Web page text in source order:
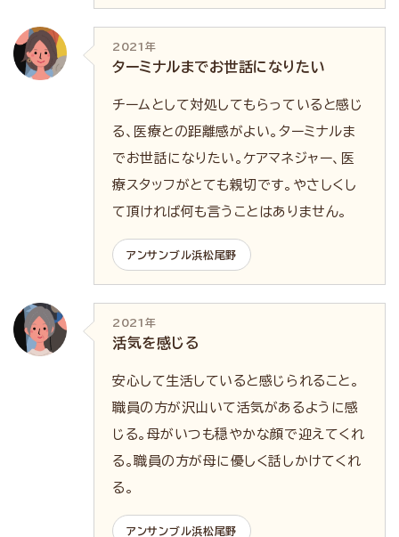
2021年
ターミナルまでお世話になりたい
チームとして対処してもらっていると感じ
る、医療との距離感がよい。ターミナルま
でお世話になりたい。ケアマネジャー、医
療スタッフがとても親切です。やさしくし
て頂ければ何も言うことはありません。
アンサンブル浜松尾野
2021年
活気を感じる
安心して生活していると感じられること。
職員の方が沢山いて活気があるように感
じる。母がいつも穏やかな顔で迎えてくれ
る。職員の方が母に優しく話しかけてくれ
る。
アンサンブル浜松尾野